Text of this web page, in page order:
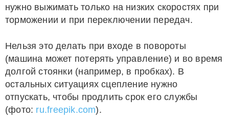
нужно выжимать только на низких скоростях при
торможении и при переключении передач.
Нельзя это делать при входе в повороты
(машина может потерять управление) и во время
долгой стоянки (например, в пробках). В
остальных ситуациях сцепление нужно
отпускать, чтобы продлить срок его службы
(фото: ru.freepik.com).